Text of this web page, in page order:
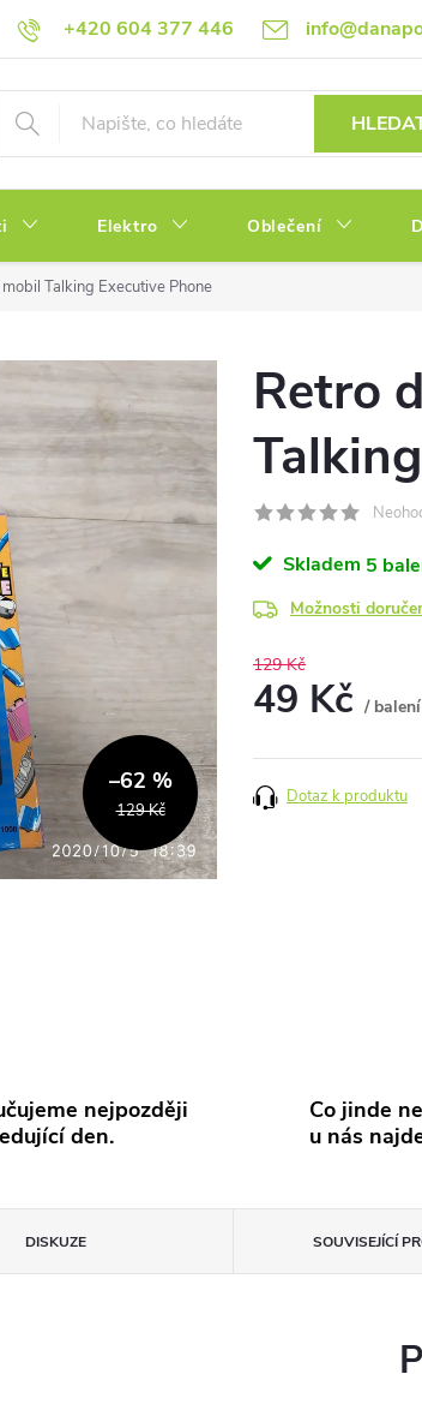
+420 604 377 446
Hodnocení obchodu Obchodní podmínky
Elektro Oblečení
Talking Executive Phone
129 Kč
–62 %
Retro
Skladem 5
Možnosti
129 Kč
49 Kč / balení
cena:
Dotaz k produktu
nejpozději
den.
Co jinde
u nás
DISKUZE SOUVISEJÍCÍ